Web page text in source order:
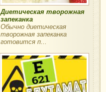
Диетическая творожная
запеканка
Обычно диетическая
творожная запеканка
готовится п...